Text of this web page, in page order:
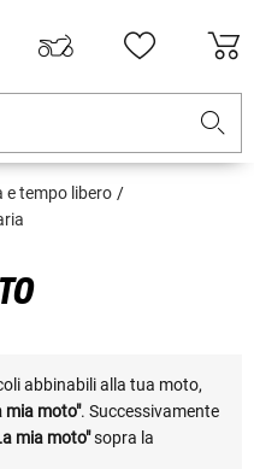
tempo libero
abbinabili alla tua moto,
mia moto". Successivamente
mia moto"sopra la